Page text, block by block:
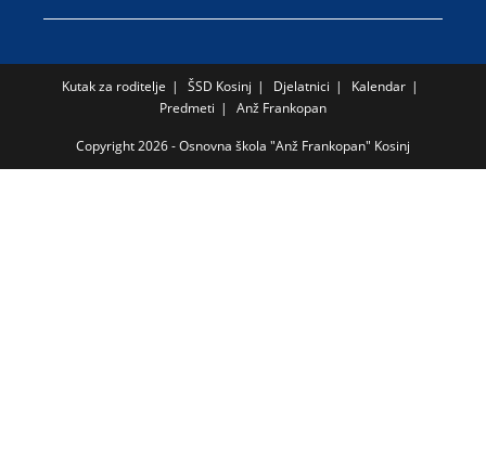
Kutak za roditelje ŠSD Kosinj Djelatnici
Kalendar
Predmeti
Anž Frankopan
Copyright 2026 - Osnovna škola "Anž Frankopan" Kosinj